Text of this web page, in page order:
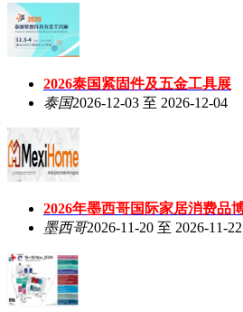
2026泰国紧固件及五金工具展
泰国2026-12-03 至 2026-12-04
2026年墨西哥国际家居消费品
墨西哥2026-11-20 至 2026-11-22